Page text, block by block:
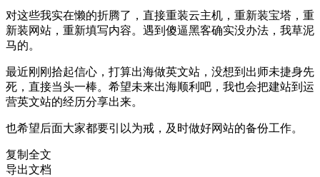
对这些我实在懒的折腾了，直接重装云主机，重新装宝塔，重
新装网站，重新填写内容。遇到傻逼黑客确实没办法，我草泥
马的。
最近刚刚拾起信心，打算出海做英文站，没想到出师未捷身先
死，直接当头一棒。希望未来出海顺利吧，我也会把建站到运
营英文站的经历分享出来。
也希望后面大家都要引以为戒，及时做好网站的备份工作。
复制全文
导出文档